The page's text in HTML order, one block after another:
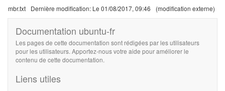
mbr.txt Dernière modification: Le 01/08/2017, 09:46 (modification externe)
Documentation ubuntu-fr
Les pages de cette documentation sont rédigées par les utilisateurs
pour les utilisateurs. Apportez-nous votre aide pour améliorer le
contenu de cette documentation.
Liens utiles